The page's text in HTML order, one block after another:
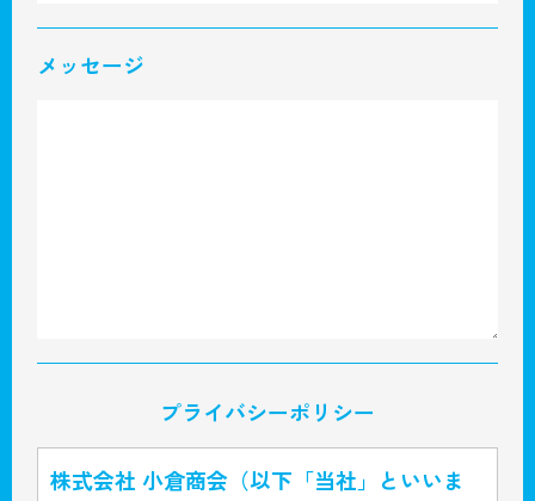
メッセージ
プライバシーポリシー
株式会社 小倉商会（以下「当社」といいま